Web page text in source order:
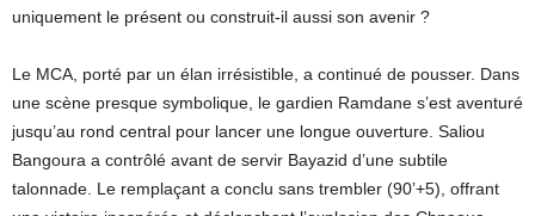
uniquement le présent ou construit-il aussi son avenir ?
Le MCA, porté par un élan irrésistible, a continué de pousser. Dans
une scène presque symbolique, le gardien Ramdane s’est aventuré
jusqu’au rond central pour lancer une longue ouverture. Saliou
Bangoura a contrôlé avant de servir Bayazid d’une subtile
talonnade. Le remplaçant a conclu sans trembler (90’+5), offrant